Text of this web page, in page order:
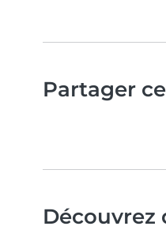
Partager
Découvrez